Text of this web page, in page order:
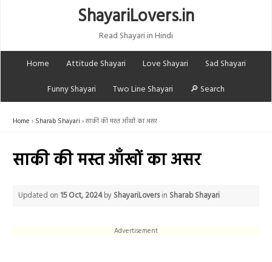
ShayariLovers.in
Read Shayari in Hindi
Home
Attitude Shayari Love Shayari
Sad Shayari
Funny Shayari
Two Line Shayari 🔎 Search
Home Sharab Shayari साकी की मस्त आँखों का असर
साकी की मस्त आँखों का असर
Updated on 15 Oct, 2024by ShayariLoversin Sharab Shayari
Advertisement